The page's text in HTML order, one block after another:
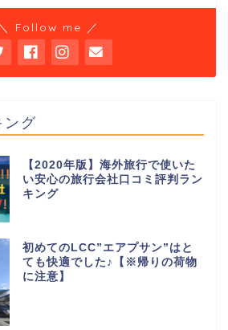
＼ Follow me ／
ング
【2020年版】海外旅行で使いた
い安心の旅行会社口コミ評判ラン
キング
初めてのLCC”エアプサン”はと
ても快適でした♪【※帰りの荷物
に注意】